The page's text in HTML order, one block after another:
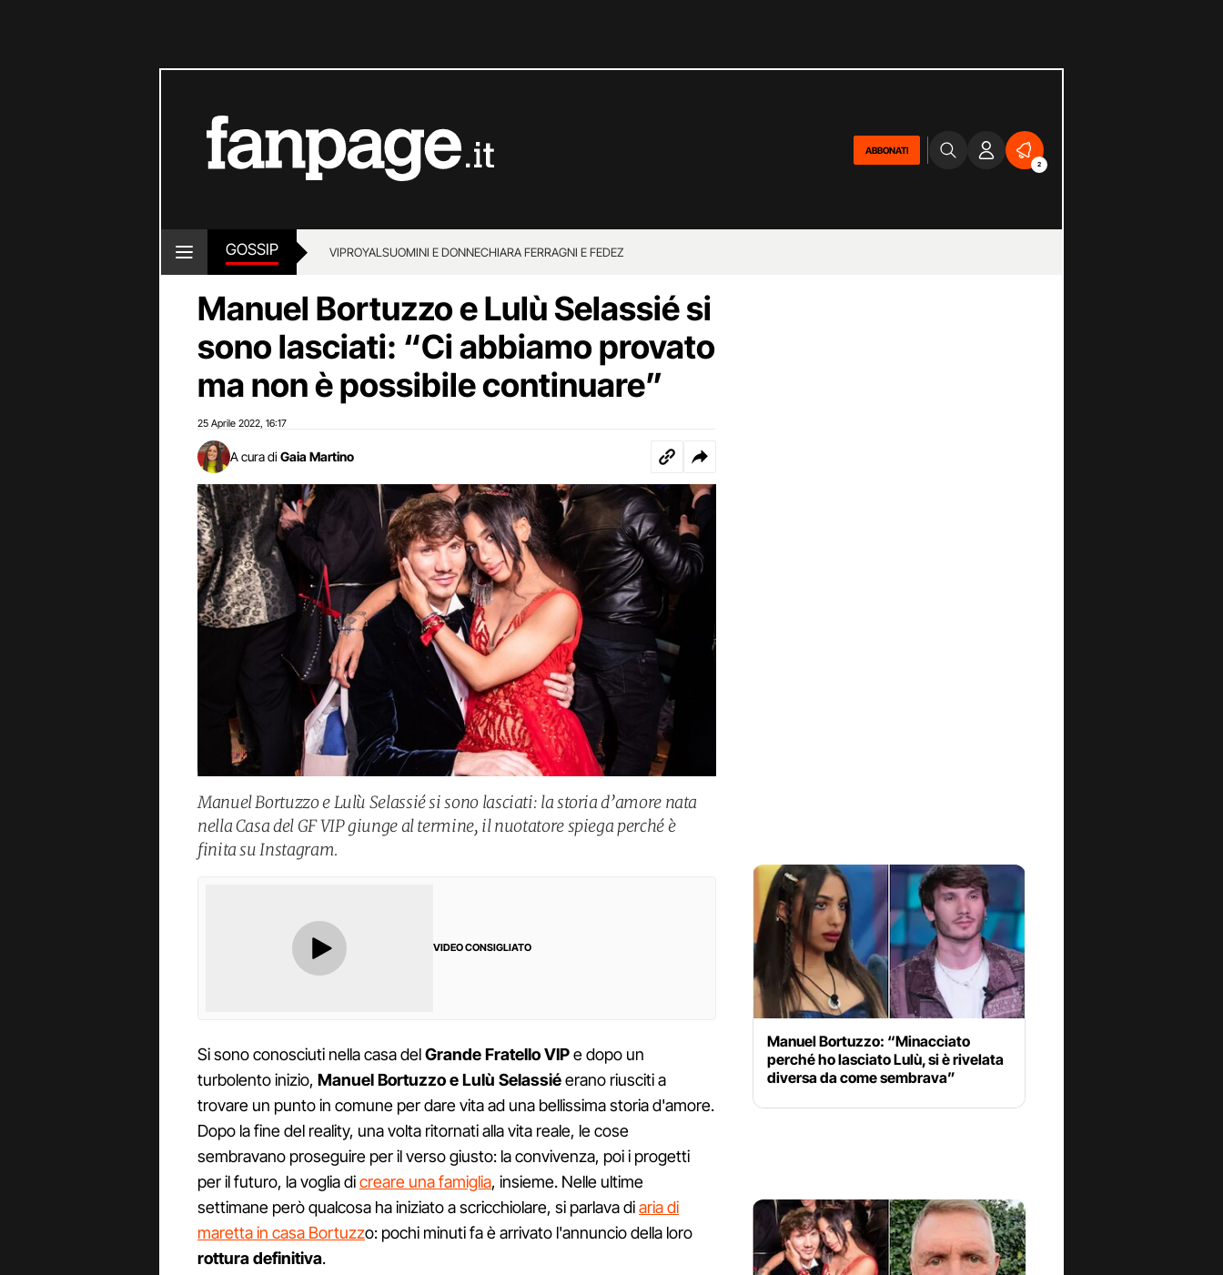
ABBONATI
2
GOSSIP VIPROYALSUOMINI E DONNECHIARA FERRAGNI E FEDEZ
Manuel Bortuzzo e Lulù Selassié si
sono lasciati: “Ci abbiamo provato
ma non è possibile continuare”
25 Aprile 2022 16:17
A cura di Gaia Martino
Manuel Bortuzzo e Lulù Selassié si sono lasciati: la storia d’amore nata
nella Casa del GF VIP giunge al termine, il nuotatore spiega perché è
finita su Instagram.
VIDEO CONSIGLIATO
Si sono conosciuti nella casa delGrande Fratello VIPe dopo un
turbolento inizio, Manuel Bortuzzo e Lulù Selassiéerano riusciti a
trovare un punto in comune per dare vita ad una bellissima storia d'amore.
Dopo la fine del reality, una volta ritornati alla vita reale, le cose
sembravano proseguire per il verso giusto: la convivenza, poi i progetti
per il futuro, la voglia dicreare una famiglia, insieme. Nelle ultime
settimane però qualcosa ha iniziato a scricchiolare, si parlava diaria di
maretta in casa Bortuzzo: pochi minuti fa è arrivato l'annuncio della loro
rottura definitiva.
Manuel Bortuzzo: “Minacciato
perché ho lasciato Lulù, si è rivelata
diversa da come sembrava”